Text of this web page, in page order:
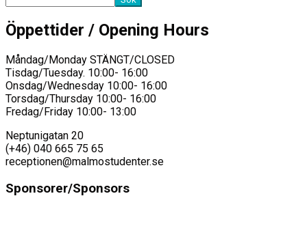
Öppettider / Opening Hours
Måndag/Monday STÄNGT/CLOSED
Tisdag/Tuesday. 10:00- 16:00
Onsdag/Wednesday 10:00- 16:00
Torsdag/Thursday 10:00- 16:00
Fredag/Friday 10:00- 13:00
Neptunigatan 20
(+46) 040 665 75 65
receptionen@malmostudenter.se
Sponsorer/Sponsors